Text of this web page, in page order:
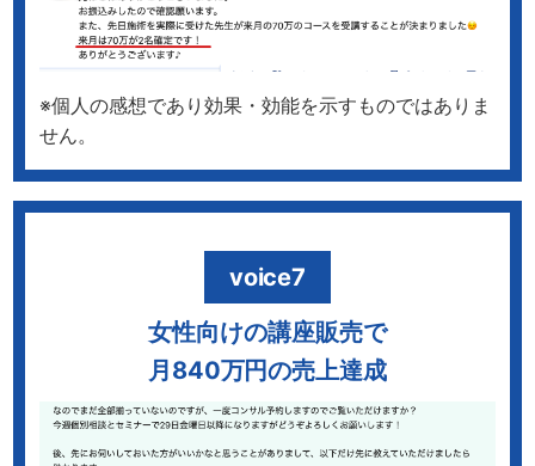
※個人の感想であり効果・効能を示すものではありま
せん。
voice7
女性向けの講座販売で
月840万円の売上達成